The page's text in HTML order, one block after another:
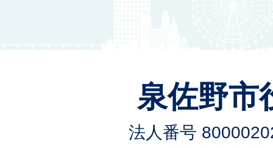
泉佐野市
法人番号